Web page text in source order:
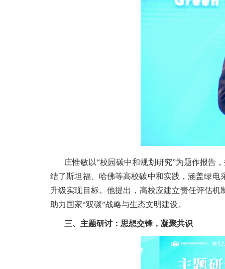
庄惟敏以“校园碳中和规划研究”为题作报告
结了斯坦福、哈佛等高校碳中和实践，涵盖绿
升级实现目标。他提出，高校应建立责任评估
助力国家“双碳”战略与生态文明建设。
三、主题研讨：思想交锋，凝聚共识